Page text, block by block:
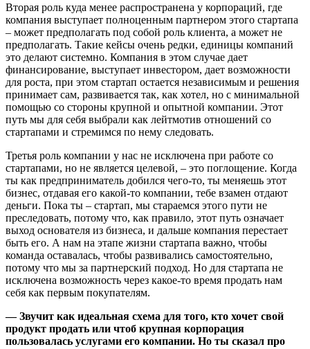
Вторая роль куда менее распространена у корпораций, где
компания выступает полноценным партнером этого стартапа
– может предполагать под собой роль клиента, а может не
предполагать. Такие кейсы очень редки, единицы компаний
это делают системно. Компания в этом случае дает
финансирование, выступает инвестором, дает возможности
для роста, при этом стартап остается независимым и решения
принимает сам, развивается так, как хотел, но с минимальной
помощью со стороны крупной и опытной компании. Этот
путь мы для себя выбрали как лейтмотив отношений со
стартапами и стремимся по нему следовать.
Третья роль компании у нас не исключена при работе со
стартапами, но не является целевой, – это поглощение. Когда
ты как предприниматель добился чего-то, ты меняешь этот
бизнес, отдавая его какой-то компании, тебе взамен отдают
деньги. Пока ты – стартап, мы стараемся этого пути не
преследовать, потому что, как правило, этот путь означает
выход основателя из бизнеса, и дальше компания перестает
быть его. А нам на этапе жизни стартапа важно, чтобы
команда оставалась, чтобы развивались самостоятельно,
потому что мы за партнерский подход. Но для стартапа не
исключена возможность через какое-то время продать нам
себя как первым покупателям.
— Звучит как идеальная схема для того, кто хочет свой
продукт продать или чтоб крупная корпорация
пользовалась услугами его компании. Но ты сказал про